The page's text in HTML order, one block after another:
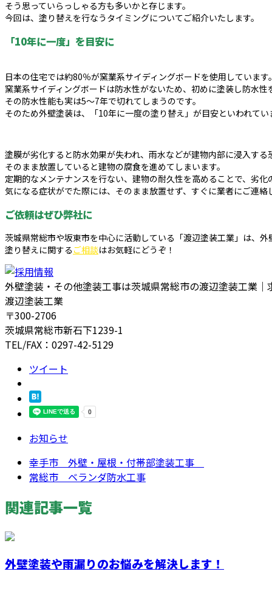
そう思っていらっしゃる方も多いかと存じます。
今回は、塗り替えを行なうタイミングについてご紹介いたします。
「10年に一度」を目安に
日本の住宅では約80％が窯業系サイディングボードを使用しています
窯業系サイディングボードは防水性がないため、初めに塗装し防水性
その防水性能も実は5～7年で切れてしまうのです。
そのため外壁塗装は、「10年に一度の塗り替え」が目安といわれてい
塗膜が劣化すると防水効果が失われ、雨水などが建物内部に浸入する
そのまま放置していると建物の腐食を進めてしまいます。
定期的なメンテナンスを行ない、建物の耐久性を高めることで、劣
気になる症状がでた際には、そのまま放置せず、すぐに業者にご連絡
ご依頼はぜひ弊社に
茨城県常総市や坂東市を中心に活動している「渡辺塗装工業」は、
塗り替えに関する ご相談はお気軽にどうぞ！
外壁塗装・その他塗装工事は茨城県常総市の渡辺塗装工業｜
渡辺塗装工業
〒300-2706
茨城県常総市新石下1239-1
TEL/FAX：0297-42-5129
ツイート
お知らせ
幸手市 外壁・屋根・付帯部塗装工事
常総市 ベランダ防水工事
関連記事一覧
外壁塗装や雨漏りのお悩みを解決します！